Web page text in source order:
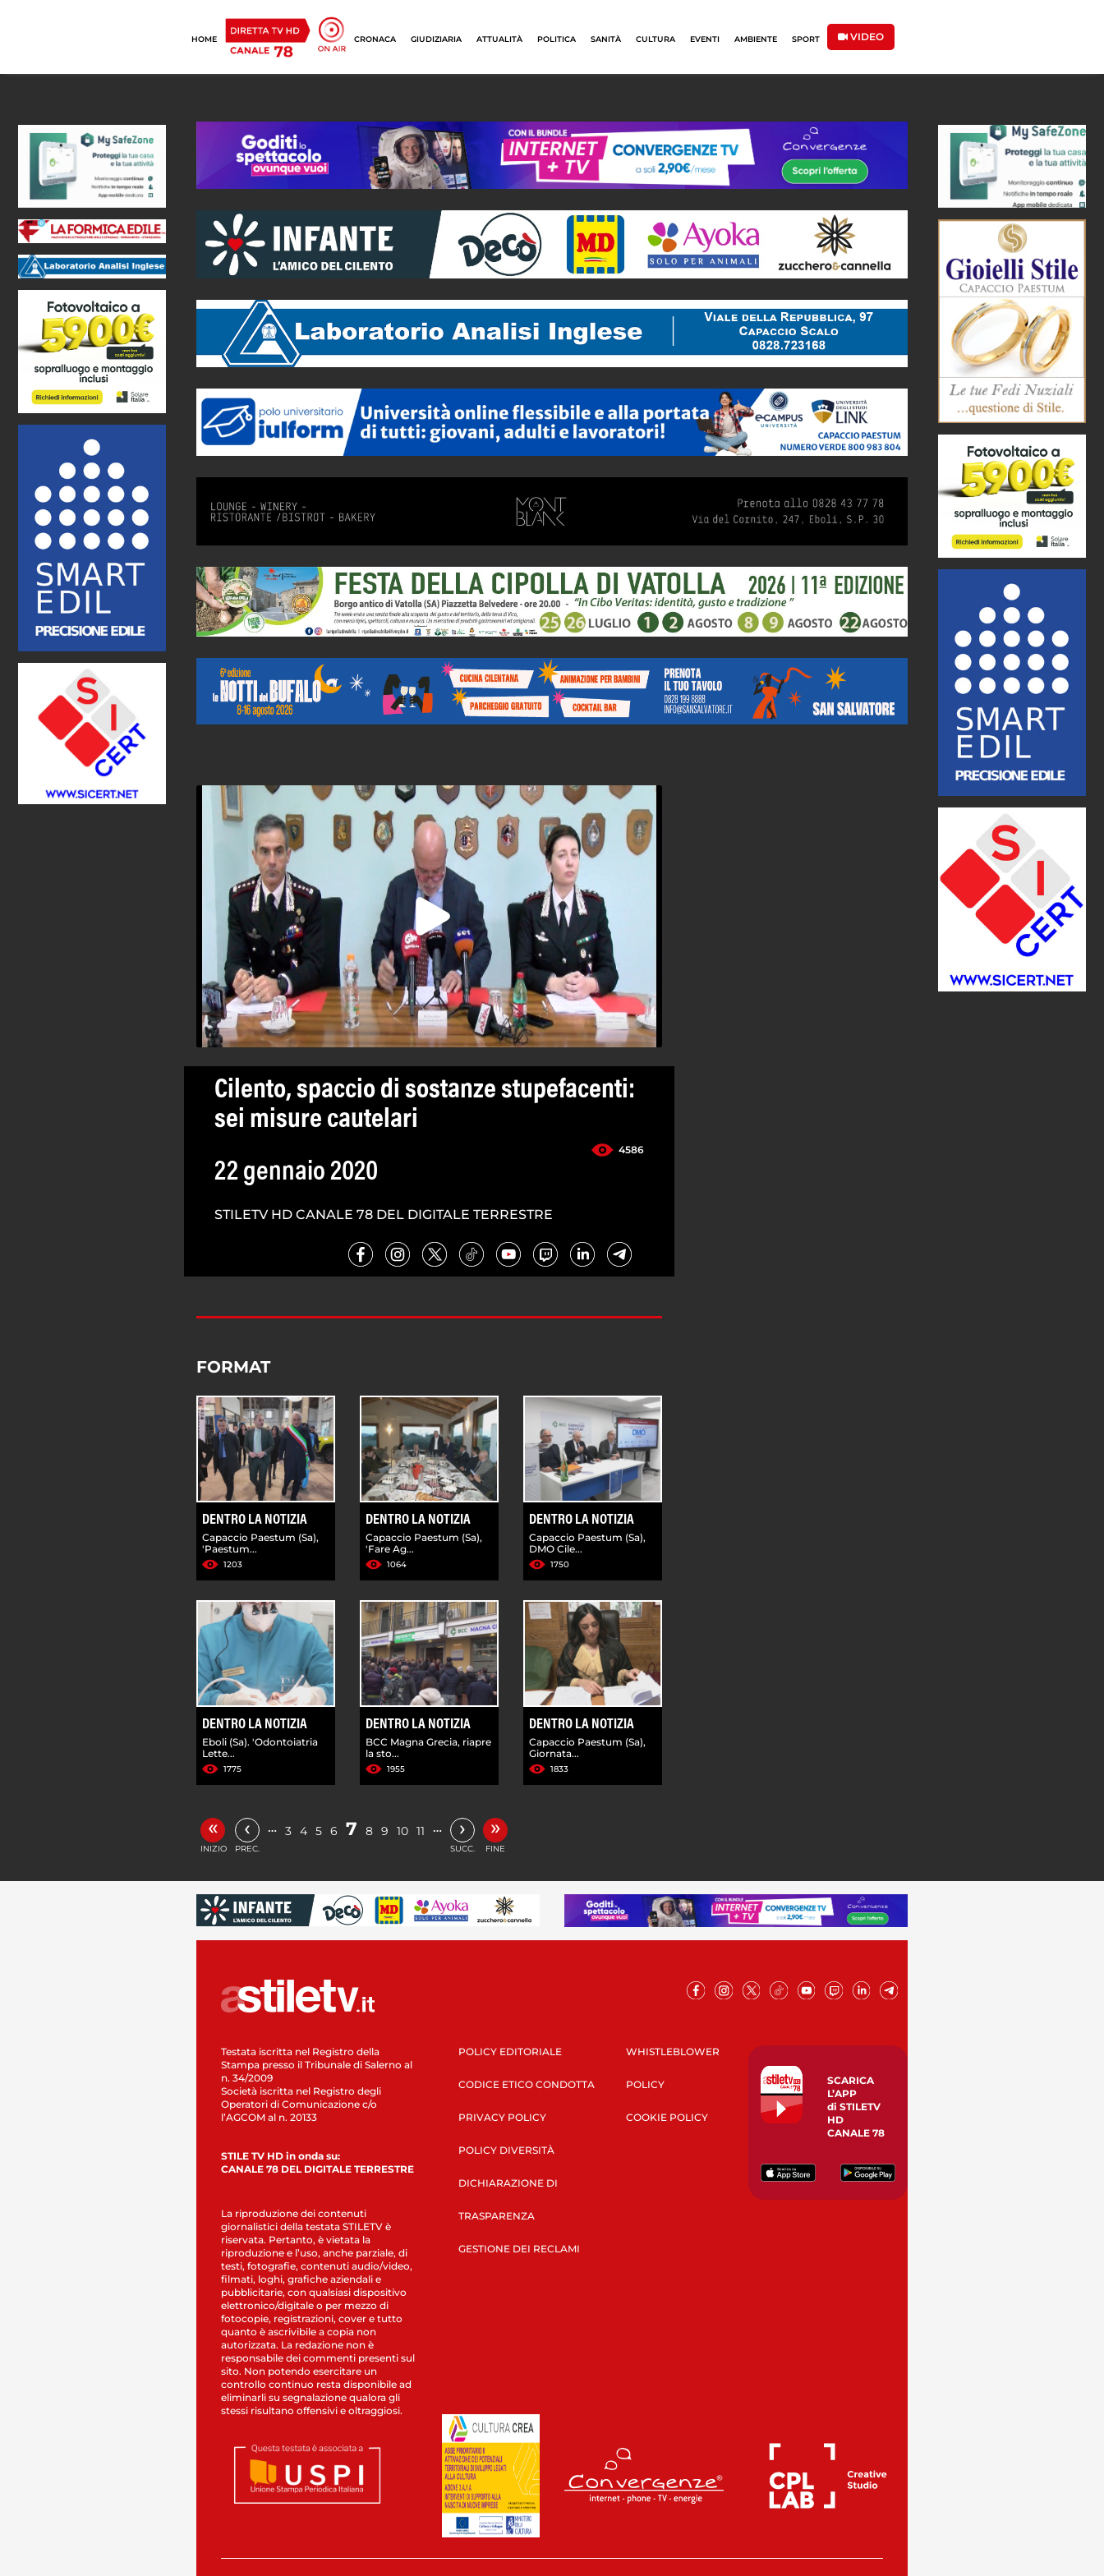
HOME CRONACA GIUDIZIARIA ATTUALITÀ POLITICA SANITÀ CULTURA EVENTI AMBIENTE SPORT VIDEO
Cilento, spaccio di sostanze stupefacenti:
sei misure cautelari
4586
22 gennaio 2020
STILETV HD CANALE 78 DEL DIGITALE TERRESTRE
FORMAT
DENTRO LA NOTIZIA
Capaccio Paestum (Sa),
'Paestum...
1203
DENTRO LA NOTIZIA
Capaccio Paestum (Sa),
'Fare Ag...
1064
DENTRO LA NOTIZIA
Capaccio Paestum (Sa),
DMO Cile...
1750
DENTRO LA NOTIZIA
Eboli (Sa). 'Odontoiatria
Lette...
1775
DENTRO LA NOTIZIA
BCC Magna Grecia, riapre
la sto...
1955
DENTRO LA NOTIZIA
Capaccio Paestum (Sa),
Giornata...
1833
«
INIZIO
‹
PREC.
… 3 4 5 6 7 8 9 10 11 … ›
SUCC.
»
FINE
Testata iscritta nel Registro della
Stampa presso il Tribunale di Salerno al
n. 34/2009
Società iscritta nel Registro degli
Operatori di Comunicazione c/o
l’AGCOM al n. 20133
STILE TV HD in onda su:
CANALE 78 DEL DIGITALE TERRESTRE
La riproduzione dei contenuti
giornalistici della testata STILETV è
riservata. Pertanto, è vietata la
riproduzione e l’uso, anche parziale, di
testi, fotografie, contenuti audio/video,
filmati, loghi, grafiche aziendali e
pubblicitarie, con qualsiasi dispositivo
elettronico/digitale o per mezzo di
fotocopie, registrazioni, cover e tutto
quanto è ascrivibile a copia non
autorizzata. La redazione non è
responsabile dei commenti presenti sul
sito. Non potendo esercitare un
controllo continuo resta disponibile ad
eliminarli su segnalazione qualora gli
stessi risultano offensivi e oltraggiosi.
POLICY EDITORIALE
CODICE ETICO CONDOTTA
PRIVACY POLICY
POLICY DIVERSITÀ
DICHIARAZIONE DI
TRASPARENZA
GESTIONE DEI RECLAMI
WHISTLEBLOWER
POLICY
COOKIE POLICY
SCARICA
L’APP
di STILETV
HD
CANALE 78